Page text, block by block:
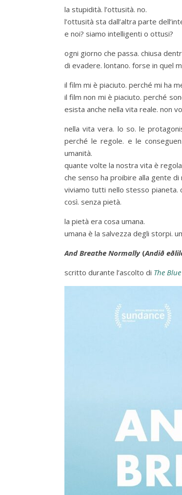
la stupidità. l’ottusità. no.
l’ottusità sta dall’altra parte
e noi? siamo intelligenti o ottusi?
ogni giorno che passa. chiusa
di evadere. lontano. forse in quel
il film mi è piaciuto. perché mi ha
il film non mi è piaciuto. perché
esista anche nella vita reale. non
nella vita vera. lo so. le
perché le regole. e le
umanità.
quante volte la nostra vita è
che senso ha proibire alla gente
viviamo tutti nello stesso pianeta.
così. senza pietà.
la pietà era cosa umana.
umana è la salvezza degli storpi.
And Breathe Normally(Andið
scritto durante l’ascolto di The